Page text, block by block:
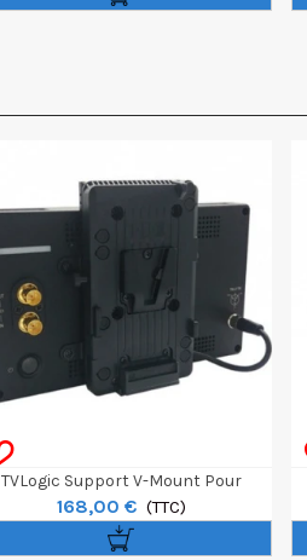
TVLogic Support V-Mount Pour
Moniteur F-10A
168,00 € (TTC)